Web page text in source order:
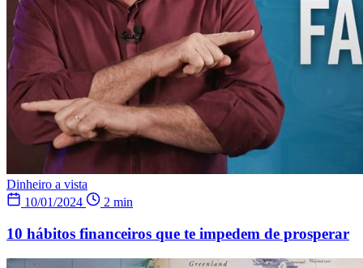
Dinheiro a vista
10/01/2024
2 min
10 hábitos financeiros que te impedem de prosperar